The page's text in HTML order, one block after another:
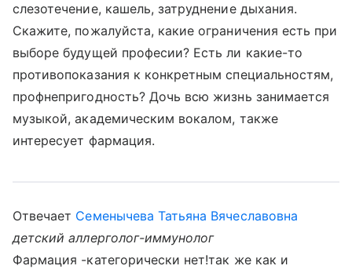
слезотечение, кашель, затруднение дыхания.
Скажите, пожалуйста, какие ограничения есть при
выборе будущей професии? Есть ли какие-то
противопоказания к конкретным специальностям,
профнепригодность? Дочь всю жизнь занимается
музыкой, академическим вокалом, также
интересует фармация.
Отвечает Семенычева Татьяна Вячеславовна
детский аллерголог-иммунолог
Фармация -категорически нет!так же как и